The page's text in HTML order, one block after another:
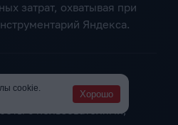
затрат, охватывая при
Яндекса.
с пользователями,
cookie.
Хорошо